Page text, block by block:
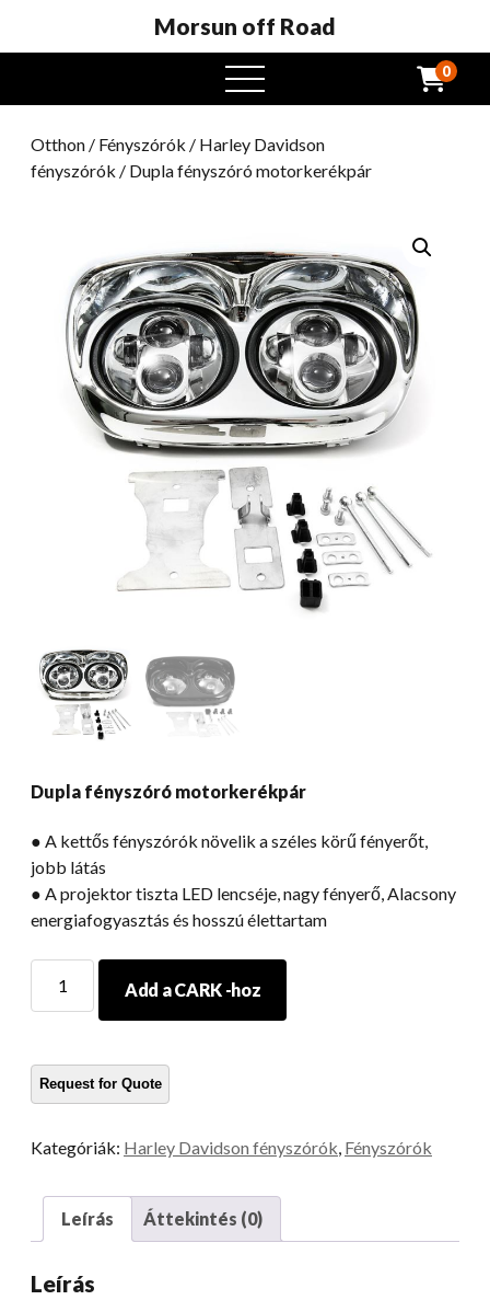
Morsun off Road
Nyissa
meg
menüt
0
Otthon / Fényszórók / Harley Davidson
fényszórók / Dupla fényszóró motorkerékpár
Dupla fényszóró motorkerékpár
● A kettős fényszórók növelik a széles körű fényerőt,
jobb látás
● A projektor tiszta LED lencséje, nagy fényerő, Alacsony
energiafogyasztás és hosszú élettartam
fényszóró
motorkerékpár
Add a CARK -hoz
Kategóriák: Harley Davidson fényszórók Fényszórók
Leírás Áttekintés (0)
Leírás